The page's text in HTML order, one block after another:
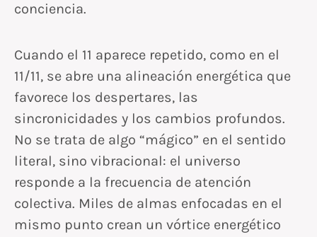
conciencia.
Cuando el 11 aparece repetido, como en el
11/11, se abre una alineación energética que
favorece los despertares, las
sincronicidades y los cambios profundos.
No se trata de algo “mágico” en el sentido
literal, sino vibracional: el universo
responde a la frecuencia de atención
colectiva. Miles de almas enfocadas en el
mismo punto crean un vórtice energético